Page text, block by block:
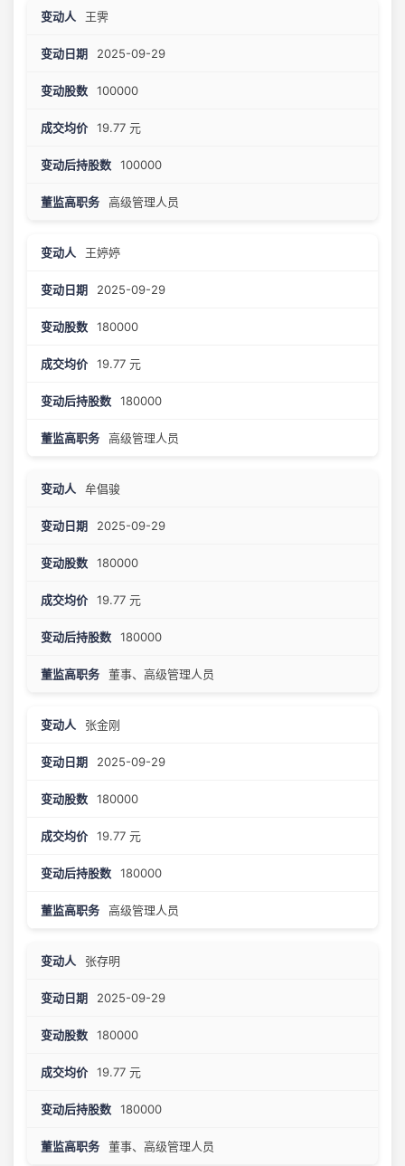
王霁
2025-09-29
100000
19.77 元
100000
高级管理人员
王婷婷
2025-09-29
180000
19.77 元
180000
高级管理人员
牟倡骏
2025-09-29
180000
19.77 元
180000
董事、高级管理人员
张金刚
2025-09-29
180000
19.77 元
180000
高级管理人员
张存明
2025-09-29
180000
19.77 元
180000
董事、高级管理人员